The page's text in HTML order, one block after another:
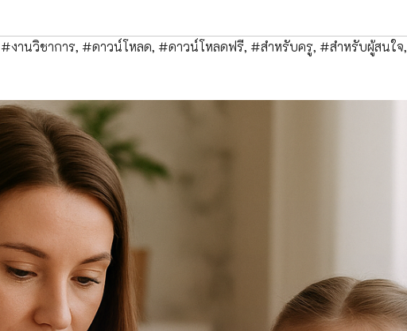
#งานวิชาการ, #ดาวน์โหลด, #ดาวน์โหลดฟรี, #สำหรับครู, #สำหรับผู้สนใจ,